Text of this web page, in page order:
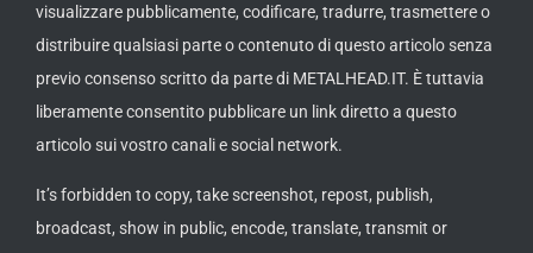
visualizzare pubblicamente, codificare, tradurre, trasmettere o
distribuire qualsiasi parte o contenuto di questo articolo senza
previo consenso scritto da parte di METALHEAD.IT. È tuttavia
liberamente consentito pubblicare un link diretto a questo
articolo sui vostro canali e social network.
It’s forbidden to copy, take screenshot, repost, publish,
broadcast, show in public, encode, translate, transmit or